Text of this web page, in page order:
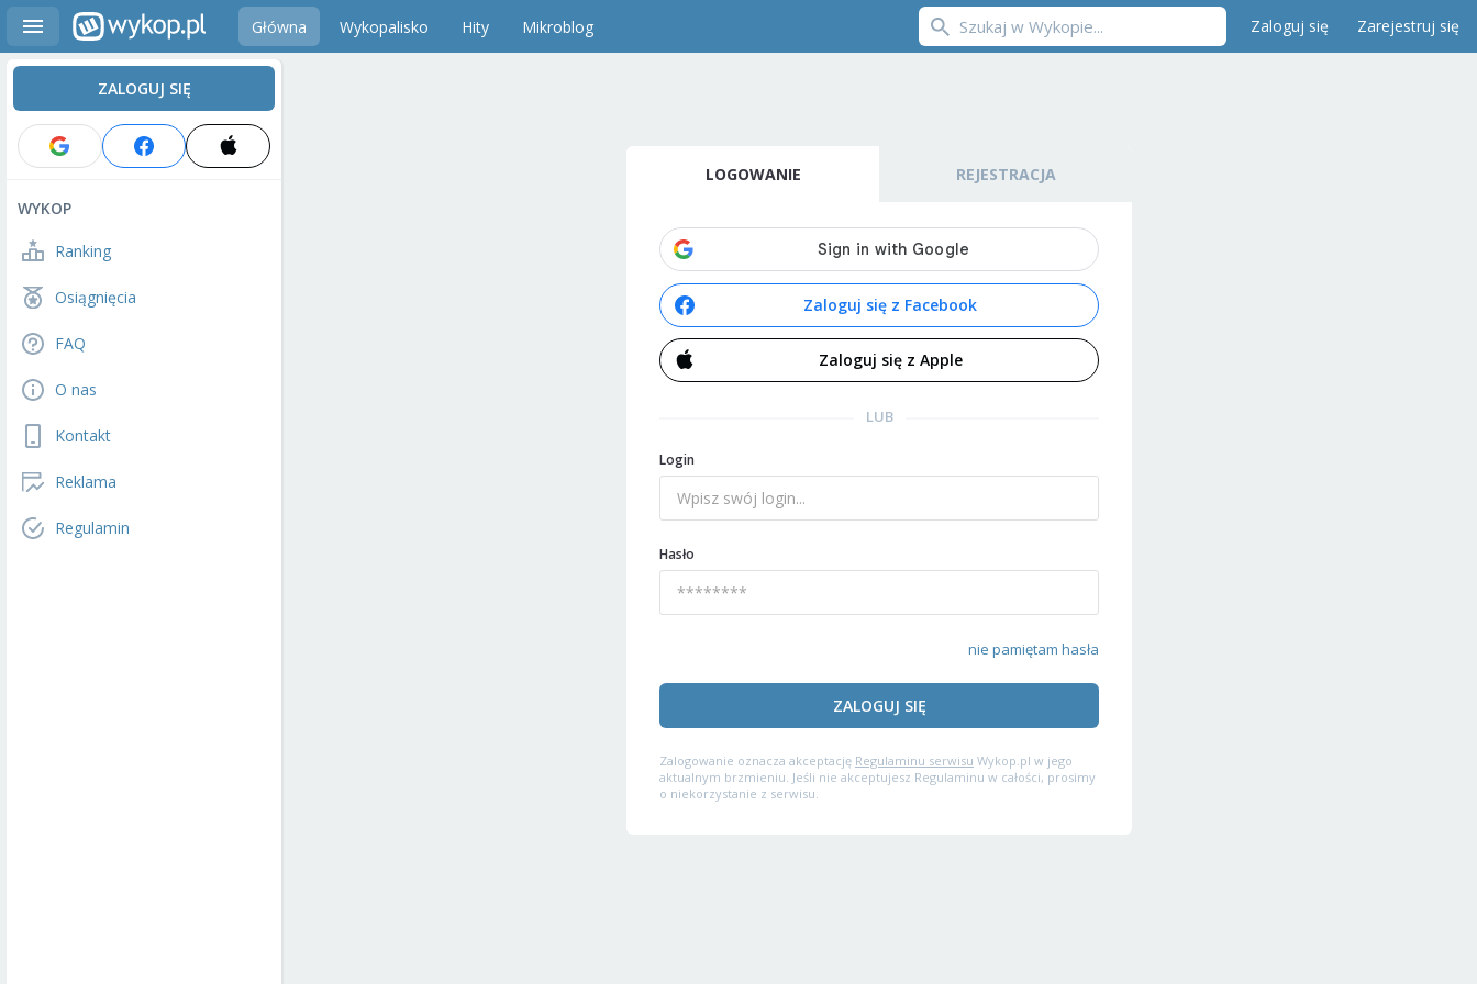
Główna Wykopalisko Hity Mikroblog Zaloguj się Zarejestruj się
ZALOGUJ SIĘ
WYKOP
Ranking
Osiągnięcia
FAQ
O nas
Kontakt
Reklama
Regulamin
LOGOWANIE REJESTRACJA
Zaloguj się z Facebook
Zaloguj się z Apple
LUB
Login
Hasło
nie pamiętam hasła
ZALOGUJ SIĘ
Zalogowanie oznacza akceptację Regulaminu serwisu Wykop.pl w jego
aktualnym brzmieniu. Jeśli nie akceptujesz Regulaminu w całości, prosimy
o niekorzystanie z serwisu.